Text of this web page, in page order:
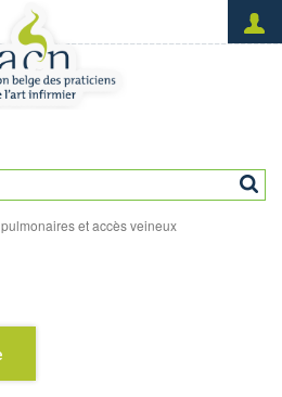
de passe
et accès veineux